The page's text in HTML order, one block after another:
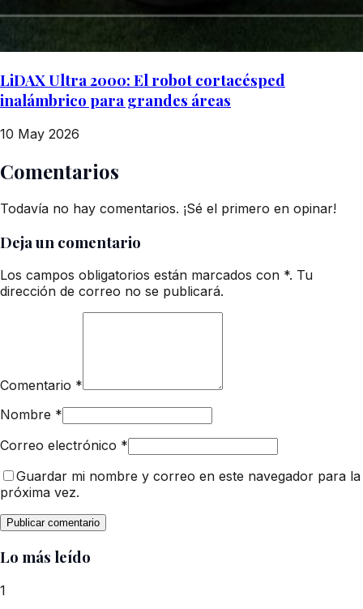
LiDAX Ultra 2000: El robot cortacésped
inalámbrico para grandes áreas
10 May 2026
Comentarios
Todavía no hay comentarios. ¡Sé el primero en opinar!
Deja un comentario
Los campos obligatorios están marcados con *. Tu
dirección de correo no se publicará.
Comentario *
Nombre *
Correo electrónico *
Guardar mi nombre y correo en este navegador para la
próxima vez.
Lo más leído
1